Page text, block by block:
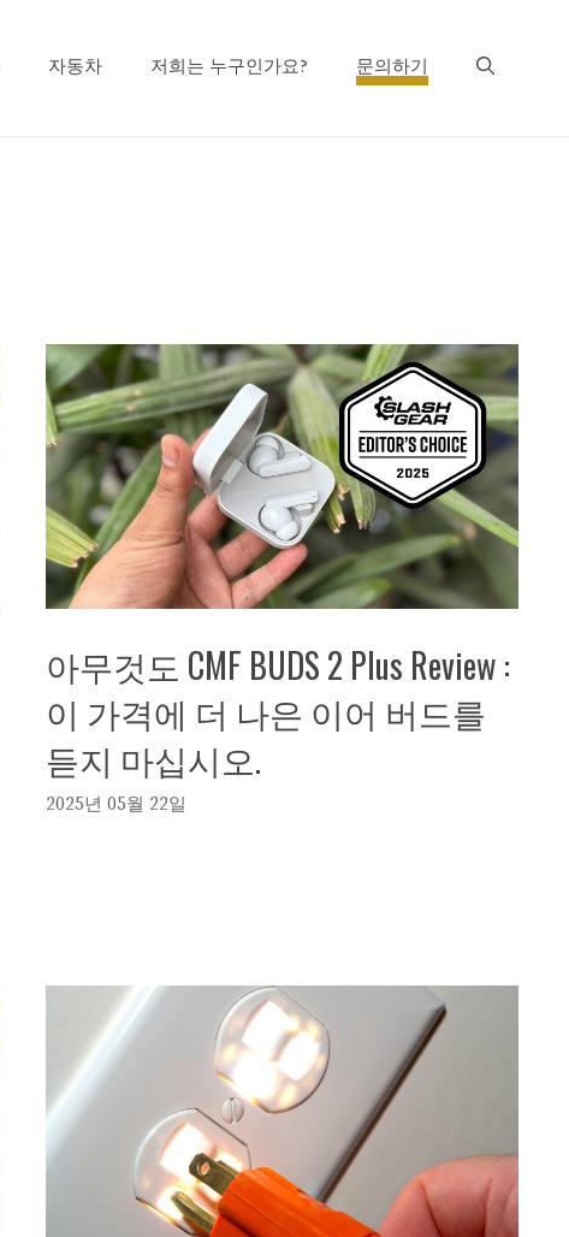
자동차 저희는 누구인가요? 문의하기
아무것도 CMF BUDS 2 Plus Review :
이 가격에 더 나은 이어 버드를
듣지 마십시오.
2025년 05월 22일